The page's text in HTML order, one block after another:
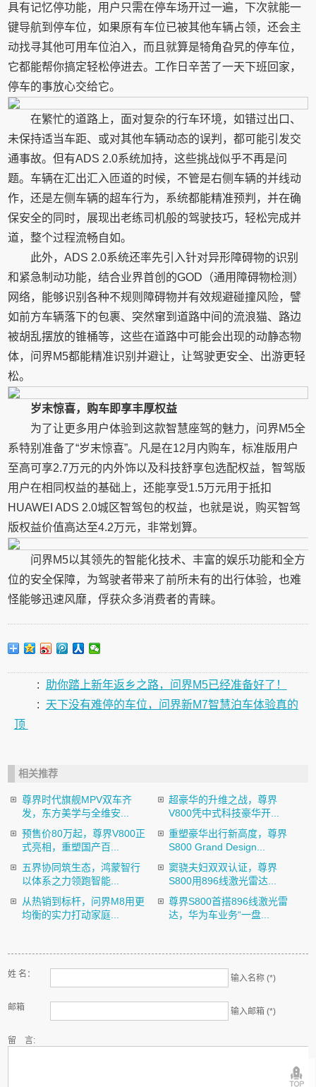
具有记忆停功能，用户只需在停车场开过一遍，下次就能一
键导航到停车位，如果原有车位已被其他车辆占领，还会主
动找寻其他可用车位泊入，而且就算是犄角旮旯的停车位，
它都能帮你搞定轻松停进去。工作日辛苦了一天下班回家，
停车的事放心交给它。
在繁忙的道路上，面对复杂的行车环境，如错过出口、
未保持适当车距、或对其他车辆动态的误判，都可能引发交
通事故。但有ADS 2.0系统加持，这些挑战似乎不再是问
题。车辆在汇出汇入匝道的时候，不管是右侧车辆的并线动
作，还是左侧车辆的超车行为，系统都能精准预判，并在确
保安全的同时，展现出老练司机般的驾驶技巧，轻松完成并
道，整个过程流畅自如。
此外，ADS 2.0系统还率先引入针对异形障碍物的识别
和紧急制动功能，结合业界首创的GOD（通用障碍物检测）
网络，能够识别各种不规则障碍物并有效规避碰撞风险，譬
如前方车辆落下的包裹、突然窜到道路中间的流浪猫、路边
被胡乱摆放的锥桶等，这些在道路中可能会出现的动静态物
体，问界M5都能精准识别并避让，让驾驶更安全、出游更轻
松。
岁末惊喜，购车即享丰厚权益
为了让更多用户体验到这款智慧座驾的魅力，问界M5全
系特别准备了“岁末惊喜”。凡是在12月内购车，标准版用户
至高可享2.7万元的内外饰以及科技舒享包选配权益，智驾版
用户在相同权益的基础上，还能享受1.5万元用于抵扣
HUAWEI ADS 2.0城区智驾包的权益，也就是说，购买智驾
版权益价值高达至4.2万元，非常划算。
问界M5以其领先的智能化技术、丰富的娱乐功能和全方
位的安全保障，为驾驶者带来了前所未有的出行体验，也难
怪能够迅速风靡，俘获众多消费者的青睐。
:
助你踏上新年返乡之路，问界M5已经准备好了！
:
天下没有难停的车位，问界新M7智慧泊车体验真的
顶
相关推荐
尊界时代旗舰MPV双车齐
发，东方美学与全维安...
超豪华的升维之战，尊界
V800凭中式科技豪华开...
预售价80万起，尊界V800正
式亮相，重塑国产百...
重塑豪华出行新高度，尊界
S800 Grand Design...
五界协同筑生态，鸿蒙智行
以体系之力领跑智能...
窦骁夫妇双双认证，尊界
S800用896线激光雷达...
从热销到标杆，问界M8用更
均衡的实力打动家庭...
尊界S800首搭896线激光雷
达，华为车业务“一盘...
姓 名： 输入名称 (*)
邮箱 输入邮箱 (*)
留 言: